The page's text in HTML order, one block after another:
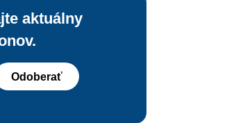
aktuálny
Odoberať